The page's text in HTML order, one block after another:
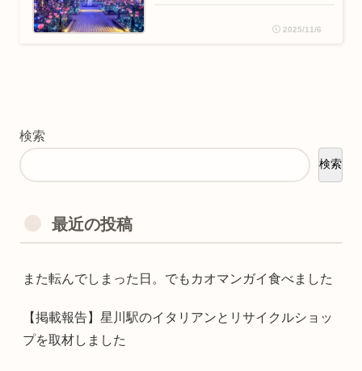
2025/11/6
検索
検索
最近の投稿
また転んでしまった日。でもカオマンガイ食べました
【掲載報告】星川駅のイタリアンとリサイクルショッ
プを取材しました